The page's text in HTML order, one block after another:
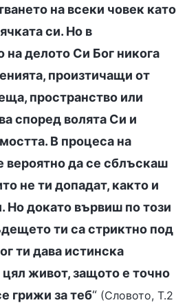
на всеки човек като
си. Но в
делото Си Бог никога
произтичащи от
пространство или
според волята Си и
В процеса на
вероятно да се сблъскаш
не ти допадат, както и
Но докато вървиш по този
ти са стриктно под
ти дава истинска
живот, защото е точно
грижи за теб“ (Словото, Т.2